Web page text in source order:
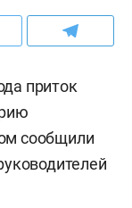
приток
сообщили